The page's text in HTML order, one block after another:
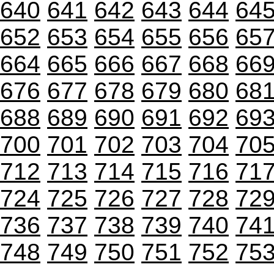
640 641 642 643 644
652 653 654 655 656
664 665 666 667 668
676 677 678 679 680
688 689 690 691 692
700 701 702 703 704
712 713 714 715 716
724 725 726 727 728
736 737 738 739 740
748 749 750 751 752